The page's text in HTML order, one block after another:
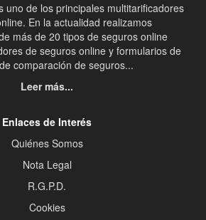
uno de los principales multitarificadores
En la actualidad realizamos
más de 20 tipos de seguros online
de seguros online y formularios de
comparación de seguros...
Leer más...
Enlaces de Interés
Quiénes Somos
Nota Legal
R.G.P.D.
Cookies